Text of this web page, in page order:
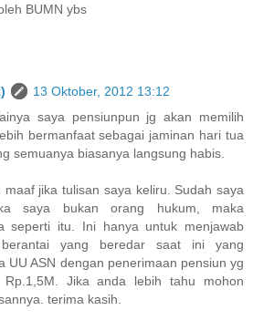
BUMN ybs
13 Oktober, 2012 13:12
saya pensiunpun jg akan memilih
bermanfaat sebagai jaminan hari tua
semuanya biasanya langsung habis.
maaf jika tulisan saya keliru. Sudah saya
saya bukan orang hukum, maka
seperti itu. Ini hanya untuk menjawab
yang beredar saat ini yang
UU ASN dengan penerimaan pensiun yg
Rp.1,5M. Jika anda lebih tahu mohon
terima kasih.